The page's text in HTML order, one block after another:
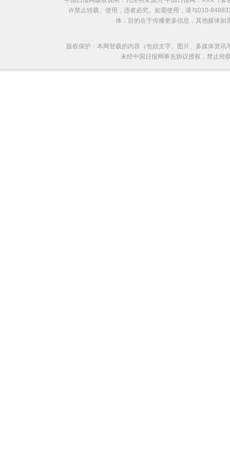
许禁止转载、使用，违者必究。如需使用，请与010-
体，目的在于传播更多信息，其他媒体
版权保护：本网登载的内容（包括文字、图片、多媒体资
未经中国日报网事先协议授权，禁止转